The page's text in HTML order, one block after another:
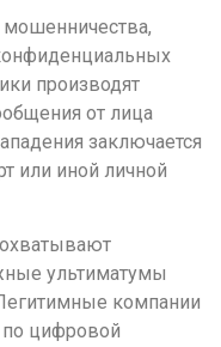
производят
от лица
заключается
или иной личной
ультиматумы
компании
цифровой